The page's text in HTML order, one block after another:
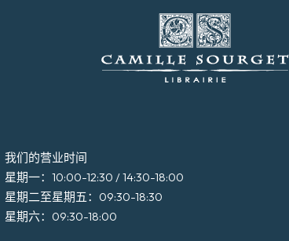
我们的营业时间
星期一：10:00-12:30 / 14:30-18:00
星期二至星期五：09:30-18:30
星期六：09:30-18:00